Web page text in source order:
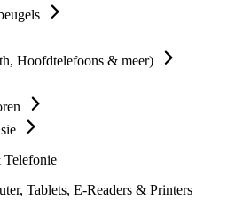
Hoofdtelefoons & meer)
Tablets, E-Readers & Printers